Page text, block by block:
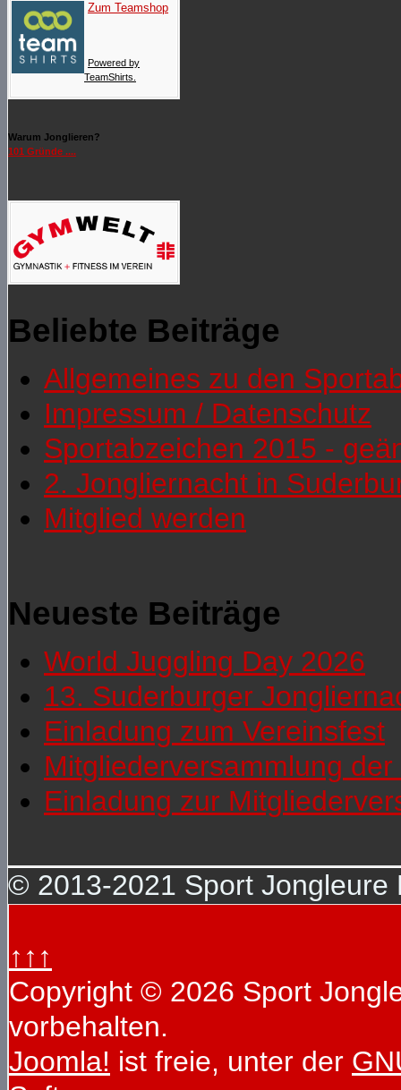
Zum Teamshop
Powered by
TeamShirts.
Warum Jonglieren?
101 Gründe ....
Beliebte Beiträge
Allgemeines zu den
Impressum / Datenschutz
Sportabzeichen 2015 -
2. Jongliernacht in
Mitglied werden
Neueste Beiträge
World Juggling Day 2026
13. Suderburger
Einladung zum Vereinsfest
Mitgliederversammlung
Einladung zur
© 2013-2021 Sport Jongleure
↑↑↑
Copyright © 2026 Sport
vorbehalten.
Joomla! ist freie, unter der